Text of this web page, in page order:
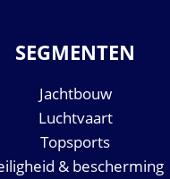
SEGMENTEN
Jachtbouw
Luchtvaart
Topsports
& bescherming